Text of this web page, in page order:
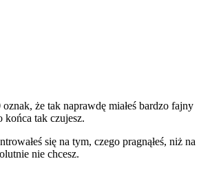
że tak naprawdę miałeś bardzo fajny
końca tak czujesz.
się na tym, czego pragnąłeś, niż na
nie chcesz.